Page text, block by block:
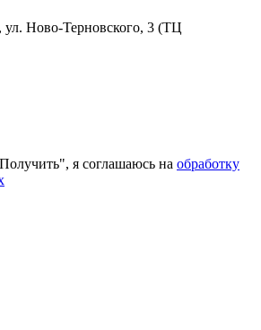
ул. Ново-Терновского, 3 (ТЦ
я соглашаюсь на обработку